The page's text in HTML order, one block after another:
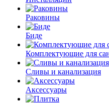
Раковины
Биде
Комплектующие для
Сливы и канализация
Аксессуары